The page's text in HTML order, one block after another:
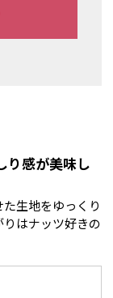
り感が美味し
生地をゆっくり
はナッツ好きの